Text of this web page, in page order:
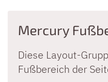
Mercury
Diese Layout-
Fußbereich der